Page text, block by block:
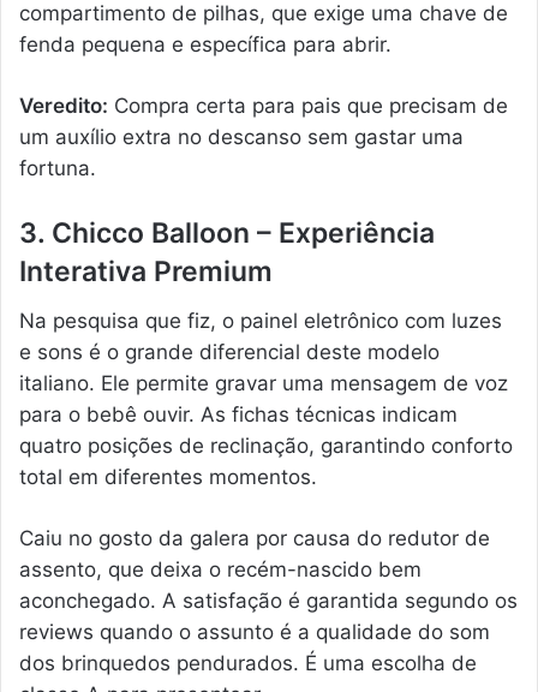
compartimento de pilhas, que exige uma chave de
fenda pequena e específica para abrir.
Veredito: Compra certa para pais que precisam de
um auxílio extra no descanso sem gastar uma
fortuna.
3. Chicco Balloon – Experiência
Interativa Premium
Na pesquisa que fiz, o painel eletrônico com luzes
e sons é o grande diferencial deste modelo
italiano. Ele permite gravar uma mensagem de voz
para o bebê ouvir. As fichas técnicas indicam
quatro posições de reclinação, garantindo conforto
total em diferentes momentos.
Caiu no gosto da galera por causa do redutor de
assento, que deixa o recém-nascido bem
aconchegado. A satisfação é garantida segundo os
reviews quando o assunto é a qualidade do som
dos brinquedos pendurados. É uma escolha de